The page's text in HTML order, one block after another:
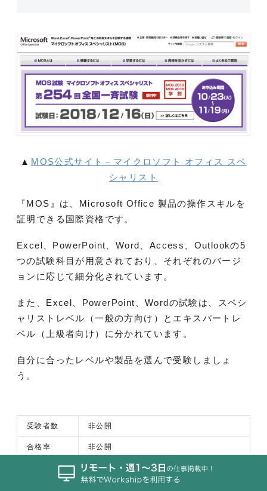
▲ MOS公式サイト－マイクロソフト オフィス スペ
シャリスト
『MOS』は、Microsoft Office 製品の操作スキルを
証明できる国際資格です。
Excel、PowerPoint、Word、Access、Outlookの5
つの試験科目が用意されており、それぞれのバージ
ョンに応じて細分化されています。
また、Excel、PowerPoint、Wordの試験は、スペシ
ャリストレベル（一般の方向け）とエキスパートレ
ベル（上級者向け）に分かれています。
自分に合ったレベルや製品を選んで受験しましょ
う。
受験者数 非公開
合格率 非公開
試験会場 全国各地